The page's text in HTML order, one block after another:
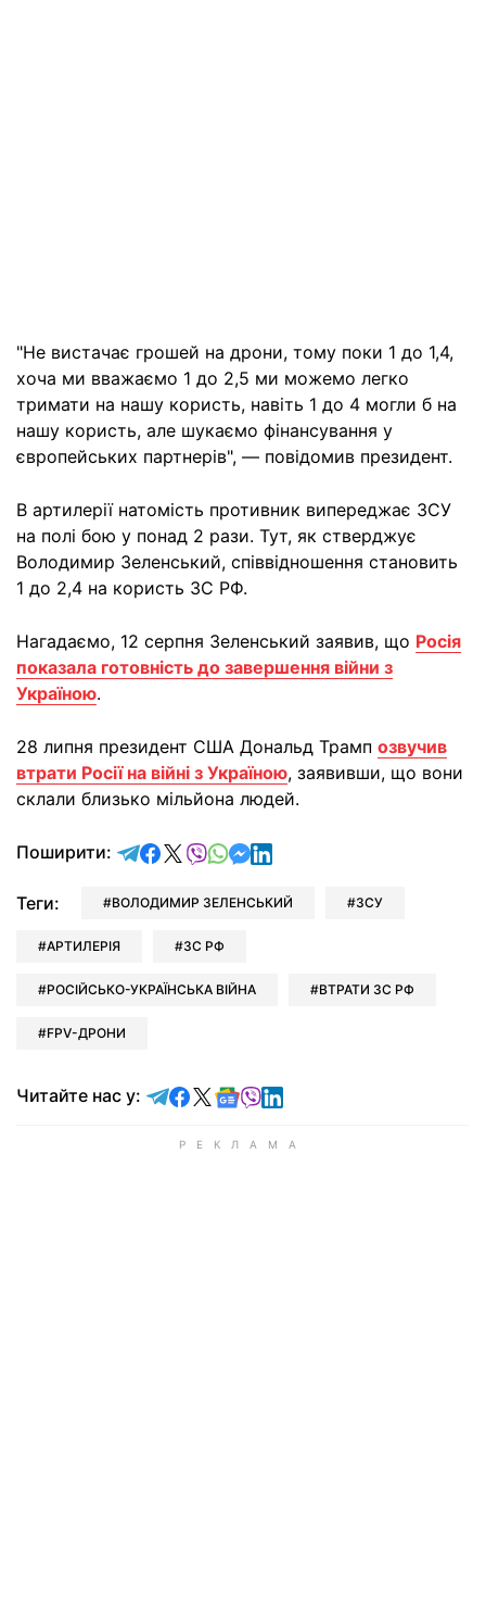
"Не вистачає грошей на дрони, тому поки 1 до 1,4,
хоча ми вважаємо 1 до 2,5 ми можемо легко
тримати на нашу користь, навіть 1 до 4 могли б на
нашу користь, але шукаємо фінансування у
європейських партнерів", — повідомив президент.
В артилерії натомість противник випереджає ЗСУ
на полі бою у понад 2 рази. Тут, як стверджує
Володимир Зеленський, співвідношення становить
1 до 2,4 на користь ЗС РФ.
Нагадаємо, 12 серпня Зеленський заявив, що Росія
показала готовність до завершення війни з
Україною.
28 липня президент США Дональд Трамп озвучив
втрати Росії на війні з Україною, заявивши, що вони
склали близько мільйона людей.
Поширити: відправити у Telegram
поділитись у Facebook
поділитись у X
відправити у Viber
відправити у Whatsapp
відправити у Messenger
відправити у LinkedIn
Теги: ВОЛОДИМИР ЗЕЛЕНСЬКИЙ ЗСУ
АРТИЛЕРІЯ ЗС РФ
РОСІЙСЬКО-УКРАЇНСЬКА ВІЙНА ВТРАТИ ЗС РФ
FPV-ДРОНИ
Читайте нас у: Читайте у Telegram
Читайте у Facebook
Читайте у X
Читайте у Google news
Читайте у Viber
Читайте у LinkedIn